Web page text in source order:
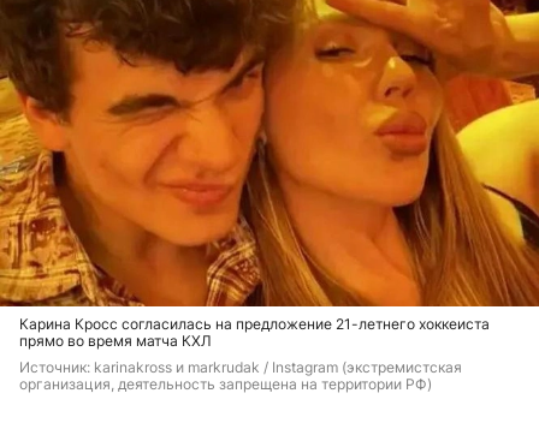
Карина Кросс согласилась на предложение 21-летнего хоккеиста
прямо во время матча КХЛ
Источник: karinakross и markrudak / Instagram (экстремистская
организация, деятельность запрещена на территории РФ)